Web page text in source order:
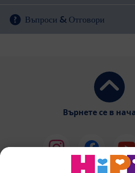
Въпроси & Отговори
Върнете се в